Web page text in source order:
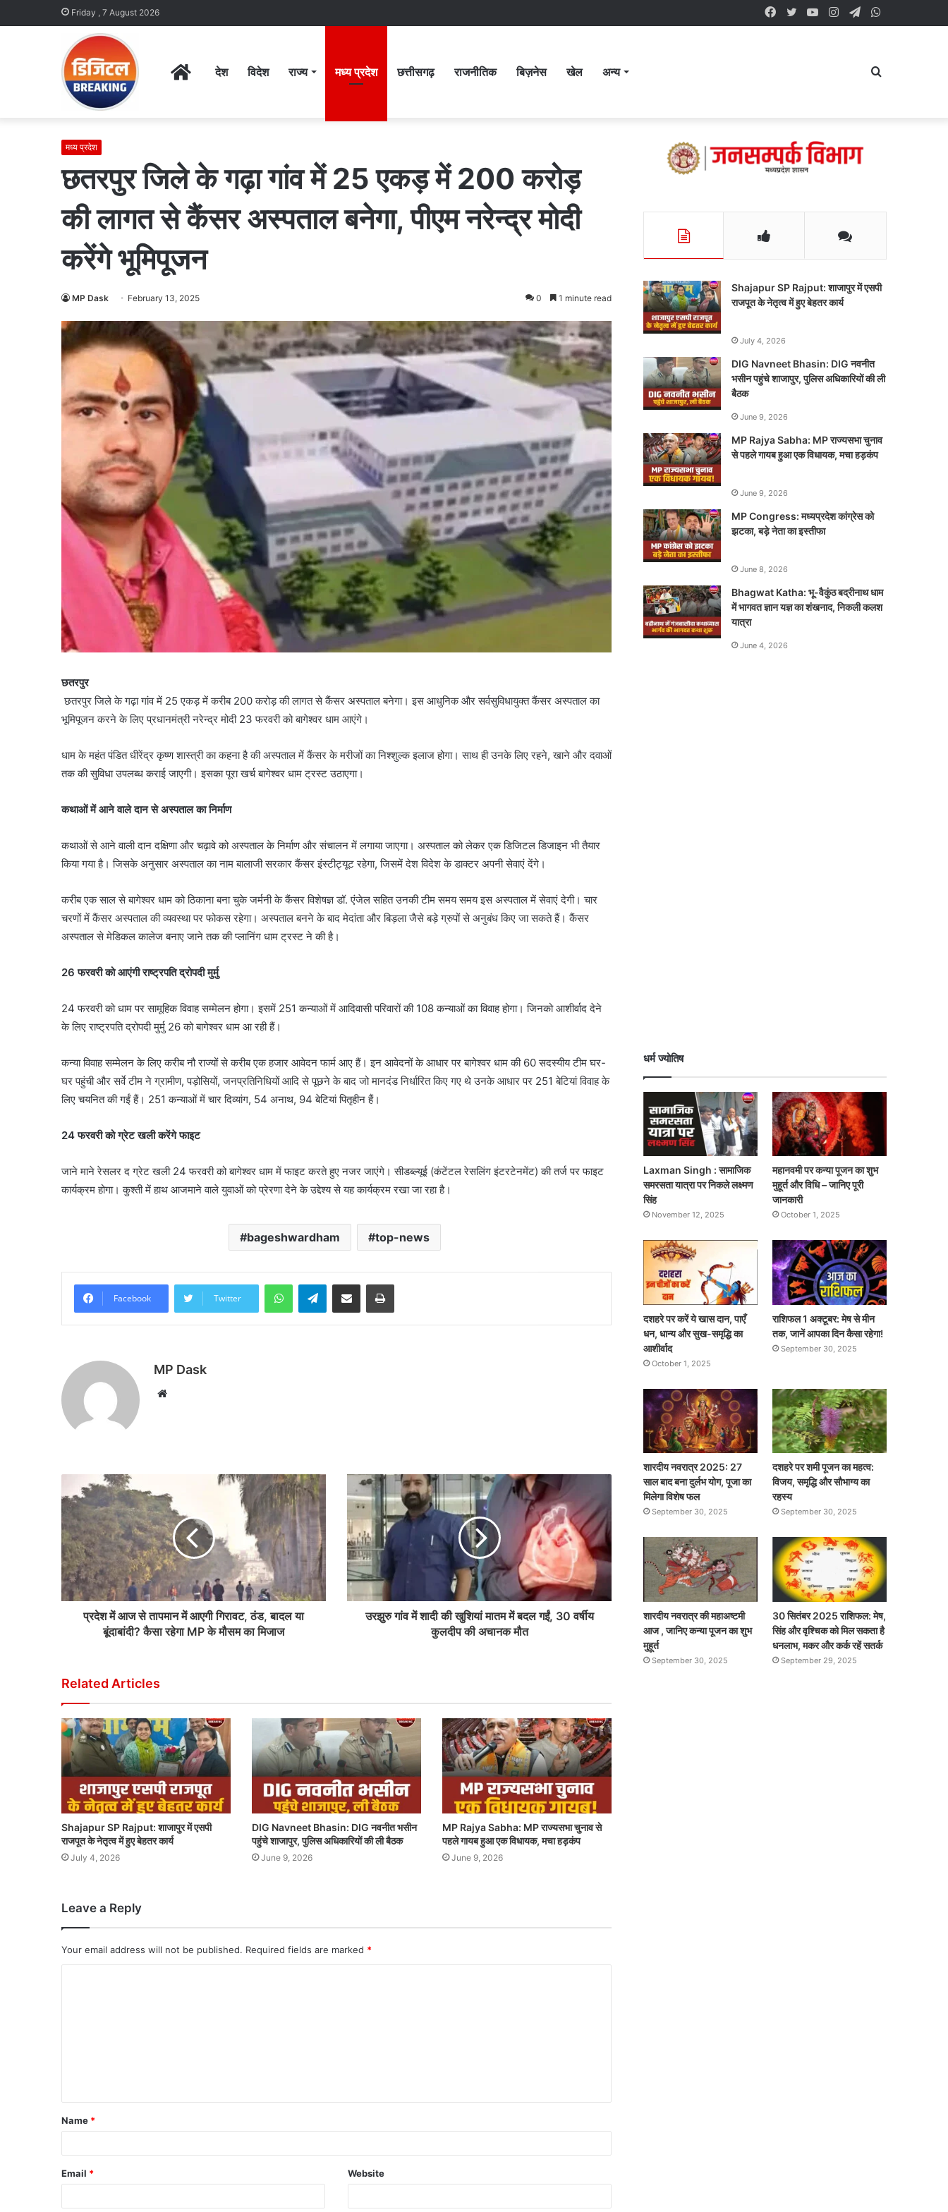
Friday , 7 August 2026 Telegram
Instagram
YouTube
Twitter
Facebook
Homeदेश विदेश राज्य मध्य प्रदेश छत्तीसगढ़ राजनीतिक बिज़नेस खेल अन्य Search
मध्य प्रदेश
छतरपुर जिले के गढ़ा गांव में 25 एकड़ में 200 करोड़
की लागत से कैंसर अस्पताल बनेगा, पीएम नरेन्द्र मोदी
करेंगे भूमिपूजन
MP Dask February 13, 2025 0 1 minute read
छतरपुर
छतरपुर जिले के गढ़ा गांव में 25 एकड़ में करीब 200 करोड़ की लागत से कैंसर अस्पताल बनेगा। इस आधुनिक और सर्वसुविधायुक्त कैंसर अस्पताल का
भूमिपूजन करने के लिए प्रधानमंत्री नरेन्द्र मोदी 23 फरवरी को बागेश्वर धाम आएंगे।
धाम के महंत पंडित धीरेंद्र कृष्ण शास्त्री का कहना है की अस्पताल में कैंसर के मरीजों का निश्शुल्क इलाज होगा। साथ ही उनके लिए रहने, खाने और दवाओं
तक की सुविधा उपलब्ध कराई जाएगी। इसका पूरा खर्च बागेश्वर धाम ट्रस्ट उठाएगा।
कथाओं में आने वाले दान से अस्पताल का निर्माण
कथाओं से आने वाली दान दक्षिणा और चढ़ावे को अस्पताल के निर्माण और संचालन में लगाया जाएगा। अस्पताल को लेकर एक डिजिटल डिजाइन भी तैयार
किया गया है। जिसके अनुसार अस्पताल का नाम बालाजी सरकार कैंसर इंस्टीट्यूट रहेगा, जिसमें देश विदेश के डाक्टर अपनी सेवाएं देंगे।
करीब एक साल से बागेश्वर धाम को ठिकाना बना चुके जर्मनी के कैंसर विशेषज्ञ डॉ. एंजेल सहित उनकी टीम समय समय इस अस्पताल में सेवाएं देगी। चार
चरणों में कैंसर अस्पताल की व्यवस्था पर फोकस रहेगा। अस्पताल बनने के बाद मेदांता और बिड़ला जैसे बड़े ग्रुपों से अनुबंध किए जा सकते हैं। कैंसर
अस्पताल से मेडिकल कालेज बनाए जाने तक की प्लानिंग धाम ट्रस्ट ने की है।
26 फरवरी को आएंगी राष्ट्रपति द्रोपदी मुर्मु
24 फरवरी को धाम पर सामूहिक विवाह सम्मेलन होगा। इसमें 251 कन्याओं में आदिवासी परिवारों की 108 कन्याओं का विवाह होगा। जिनको आशीर्वाद देने
के लिए राष्ट्रपति द्रोपदी मुर्मु 26 को बागेश्वर धाम आ रही हैं।
कन्या विवाह सम्मेलन के लिए करीब नौ राज्यों से करीब एक हजार आवेदन फार्म आए हैं। इन आवेदनों के आधार पर बागेश्वर धाम की 60 सदस्यीय टीम घर-
घर पहुंची और सर्वे टीम ने ग्रामीण, पड़ोसियों, जनप्रतिनिधियों आदि से पूछने के बाद जो मानदंड निर्धारित किए गए थे उनके आधार पर 251 बेटियां विवाह के
लिए चयनित की गईं हैं। 251 कन्याओं में चार दिव्यांग, 54 अनाथ, 94 बेटियां पितृहीन हैं।
24 फरवरी को ग्रेट खली करेंगे फाइट
जाने माने रेसलर द ग्रेट खली 24 फरवरी को बागेश्वर धाम में फाइट करते हुए नजर जाएंगे। सीडब्ल्यूई (कंटेंटल रेसलिंग इंटरटेनमेंट) की तर्ज पर फाइट
कार्यक्रम होगा। कुश्ती में हाथ आजमाने वाले युवाओं को प्रेरणा देने के उद्देश्य से यह कार्यक्रम रखा जा रहा है।
bageshwardham top-news
Facebook Twitter
WhatsAppTelegramShare via Email Print
MP Dask
Website
प्रदेश में आज से तापमान में आएगी गिरावट, ठंड, बादल या
बूंदाबांदी? कैसा रहेगा MP के मौसम का मिजाज
उरझुरु गांव में शादी की खुशियां मातम में बदल गईं, 30 वर्षीय
कुलदीप की अचानक मौत
Related Articles
Shajapur SP Rajput: शाजापुर में एसपी
राजपूत के नेतृत्व में हुए बेहतर कार्य
July 4, 2026
DIG Navneet Bhasin: DIG नवनीत भसीन
पहुंचे शाजापुर, पुलिस अधिकारियों की ली बैठक
June 9, 2026
MP Rajya Sabha: MP राज्यसभा चुनाव से
पहले गायब हुआ एक विधायक, मचा हड़कंप
June 9, 2026
Leave a Reply
Your email address will not be published. Required fields are marked *
Name *
Email * Website
Shajapur SP Rajput: शाजापुर में एसपी
राजपूत के नेतृत्व में हुए बेहतर कार्य
July 4, 2026
DIG Navneet Bhasin: DIG नवनीत
भसीन पहुंचे शाजापुर, पुलिस अधिकारियों की ली
बैठक
June 9, 2026
MP Rajya Sabha: MP राज्यसभा चुनाव
से पहले गायब हुआ एक विधायक, मचा हड़कंप
June 9, 2026
MP Congress: मध्यप्रदेश कांग्रेस को
झटका, बड़े नेता का इस्तीफा
June 8, 2026
Bhagwat Katha: भू-वैकुंठ बद्रीनाथ धाम
में भागवत ज्ञान यज्ञ का शंखनाद, निकली कलश
यात्रा
June 4, 2026
धर्म ज्योतिष
Laxman Singh : सामाजिक
समरसता यात्रा पर निकले लक्ष्मण
सिंह
November 12, 2025
महानवमी पर कन्या पूजन का शुभ
मुहूर्त और विधि – जानिए पूरी
जानकारी
October 1, 2025
दशहरे पर करें ये खास दान, पाएँ
धन, धान्य और सुख-समृद्धि का
आशीर्वाद
October 1, 2025
राशिफल 1 अक्टूबर: मेष से मीन
तक, जानें आपका दिन कैसा रहेगा!
September 30, 2025
शारदीय नवरात्र 2025: 27
साल बाद बना दुर्लभ योग, पूजा का
मिलेगा विशेष फल
September 30, 2025
दशहरे पर शमी पूजन का महत्व:
विजय, समृद्धि और सौभाग्य का
रहस्य
September 30, 2025
शारदीय नवरात्र की महाअष्टमी
आज , जानिए कन्या पूजन का शुभ
मुहूर्त
September 30, 2025
30 सितंबर 2025 राशिफल: मेष,
सिंह और वृश्चिक को मिल सकता है
धनलाभ, मकर और कर्क रहें सतर्क
September 29, 2025